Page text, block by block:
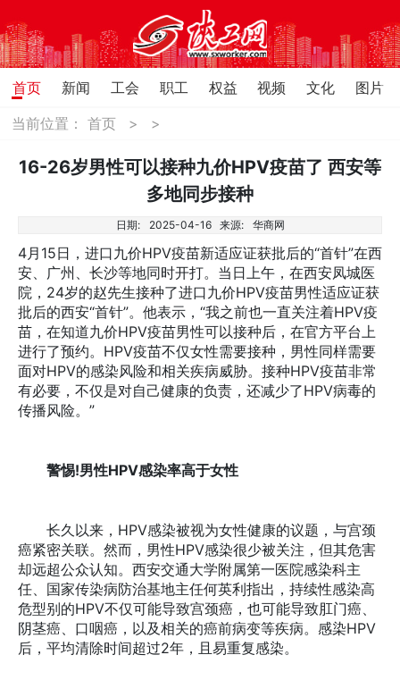
首页 新闻 工会 职工 权益 视频 文化
图片
当前位置：首页 > >
16-26岁男性可以接种九价HPV疫苗了 西安等
多地同步接种
日期: 2025-04-16 来源: 华商网
4月15日，进口九价HPV疫苗新适应证获批后的“首针”在西
安、广州、长沙等地同时开打。当日上午，在西安凤城医
院，24岁的赵先生接种了进口九价HPV疫苗男性适应证获
批后的西安“首针”。他表示，“我之前也一直关注着HPV疫
苗，在知道九价HPV疫苗男性可以接种后，在官方平台上
进行了预约。HPV疫苗不仅女性需要接种，男性同样需要
面对HPV的感染风险和相关疾病威胁。接种HPV疫苗非常
有必要，不仅是对自己健康的负责，还减少了HPV病毒的
传播风险。”
警惕!男性HPV感染率高于女性
长久以来，HPV感染被视为女性健康的议题，与宫颈
癌紧密关联。然而，男性HPV感染很少被关注，但其危害
却远超公众认知。西安交通大学附属第一医院感染科主
任、国家传染病防治基地主任何英利指出，持续性感染高
危型别的HPV不仅可能导致宫颈癌，也可能导致肛门癌、
阴茎癌、口咽癌，以及相关的癌前病变等疾病。感染HPV
后，平均清除时间超过2年，且易重复感染。